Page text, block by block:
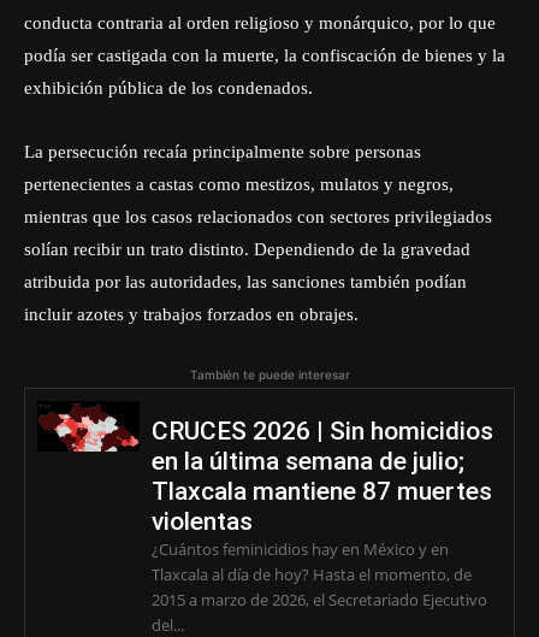
conducta contraria al orden religioso y monárquico, por lo que
podía ser castigada con la muerte, la confiscación de bienes y la
exhibición pública de los condenados.
La persecución recaía principalmente sobre personas
pertenecientes a castas como mestizos, mulatos y negros,
mientras que los casos relacionados con sectores privilegiados
solían recibir un trato distinto. Dependiendo de la gravedad
atribuida por las autoridades, las sanciones también podían
incluir azotes y trabajos forzados en obrajes.
También te puede interesar
CRUCES 2026 | Sin homicidios
en la última semana de julio;
Tlaxcala mantiene 87 muertes
violentas
¿Cuántos feminicidios hay en México y en
Tlaxcala al día de hoy? Hasta el momento, de
2015 a marzo de 2026, el Secretariado Ejecutivo
del...